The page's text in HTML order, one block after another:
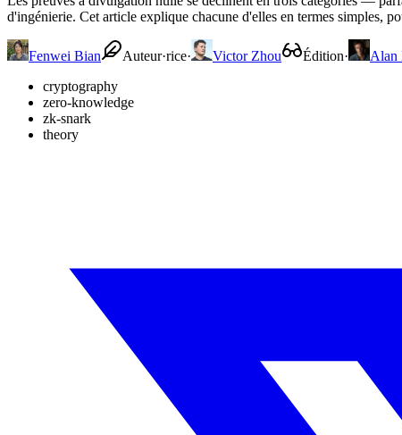
d'ingénierie. Cet article explique chacune d'elles en termes simples,
Fenwei Bian Auteur·rice· Victor Zhou Édition· Alan
cryptography
zero-knowledge
zk-snark
theory